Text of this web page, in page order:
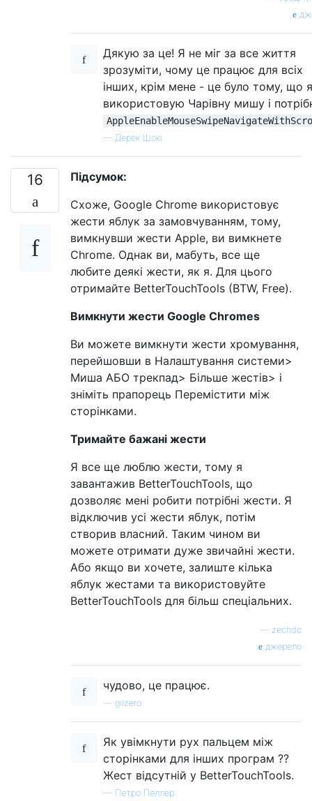
Дякую за це! Я не міг за все життя
зрозуміти, чому це працює для всіх
інших, крім мене - це було тому, що я
використовую Чарівну мишу і
— Дерек Шокі
16
Підсумок:
Схоже, Google Chrome використовує
жести яблук за замовчуванням, тому,
вимкнувши жести Apple, ви вимкнете
Chrome. Однак ви, мабуть, все ще
любите деякі жести, як я. Для цього
отримайте BetterTouchTools (BTW, Free).
Вимкнути жести Google Chromes
Ви можете вимкнути жести хромування,
перейшовши в Налаштування системи>
Миша АБО трекпад> Більше жестів> і
зніміть прапорець Перемістити між
сторінками.
Тримайте бажані жести
Я все ще люблю жести, тому я
завантажив BetterTouchTools, що
дозволяє мені робити потрібні жести. Я
відключив усі жести яблук, потім
створив власний. Таким чином ви
можете отримати дуже звичайні жести.
Або якщо ви хочете, залиште кілька
яблук жестами та використовуйте
BetterTouchTools для більш спеціальних.
zechdc
джерело
чудово, це працює.
gilzero
Як увімкнути рух пальцем між
сторінками для інших програм ??
Жест відсутній у BetterTouchTools.
— Петро Пеллер